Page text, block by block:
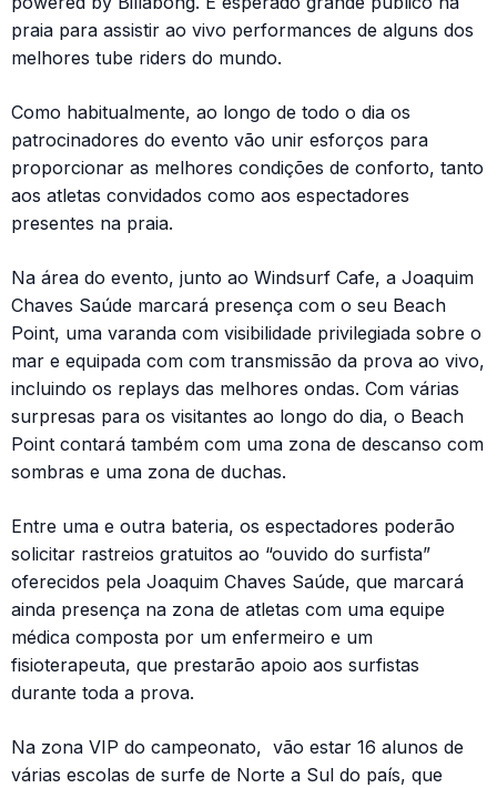
praia para assistir ao vivo performances de alguns dos
melhores tube riders do mundo.
Como habitualmente, ao longo de todo o dia os
patrocinadores do evento vão unir esforços para
proporcionar as melhores condições de conforto, tanto
aos atletas convidados como aos espectadores
presentes na praia.
Na área do evento, junto ao Windsurf Cafe, a Joaquim
Chaves Saúde marcará presença com o seu Beach
Point, uma varanda com visibilidade privilegiada sobre o
mar e equipada com com transmissão da prova ao vivo,
incluindo os replays das melhores ondas. Com várias
surpresas para os visitantes ao longo do dia, o Beach
Point contará também com uma zona de descanso com
sombras e uma zona de duchas.
Entre uma e outra bateria, os espectadores poderão
solicitar rastreios gratuitos ao “ouvido do surfista”
oferecidos pela Joaquim Chaves Saúde, que marcará
ainda presença na zona de atletas com uma equipe
médica composta por um enfermeiro e um
fisioterapeuta, que prestarão apoio aos surfistas
durante toda a prova.
Na zona VIP do campeonato, vão estar 16 alunos de
várias escolas de surfe de Norte a Sul do país, que